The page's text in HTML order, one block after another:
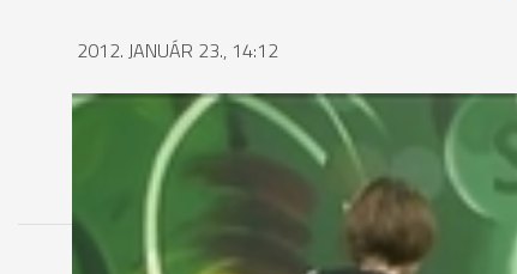
2012. JANUÁR 23., 14:12
MEGOSZTÁS